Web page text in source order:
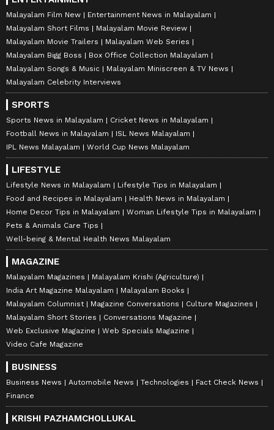
Malayalam Film New
Entertainment News in Malayalam
Malayalam Short Films
Malayalam Movie Review
Malayalam Movie Trailers
Malayalam Web Series
Malayalam Bigg Boss
Box Office Collection Malayalam
Malayalam Songs & Music
Malayalam Miniscreen & TV News
Malayalam Celebrity Interviews
SPORTS
Sports News in Malayalam
Cricket News in Malayalam
Football News in Malayalam
ISL News Malayalam
IPL News Malayalam
World Cup News Malayalam
LIFESTYLE
Lifestyle News in Malayalam
Lifestyle Tips in Malayalam
Food and Recipes in Malayalam
Health News in Malayalam
Home Decor Tips in Malayalam
Woman Lifestyle Tips in Malayalam
Pets & Animals Care Tips
Well-being & Mental Health News Malayalam
MAGAZINE
Malayalam Magazines
Malayalam Krishi (Agriculture)
India Art Magazine Malayalam
Malayalam Books
Malayalam Columnist
Magazine Conversations
Culture Magazines
Malayalam Short Stories
Conversations Magazine
Web Exclusive Magazine
Web Specials Magazine
Video Cafe Magazine
BUSINESS
Business News Automobile News Technologies
Fact Check News
Finance
KRISHI PAZHAMCHOLLUKAL